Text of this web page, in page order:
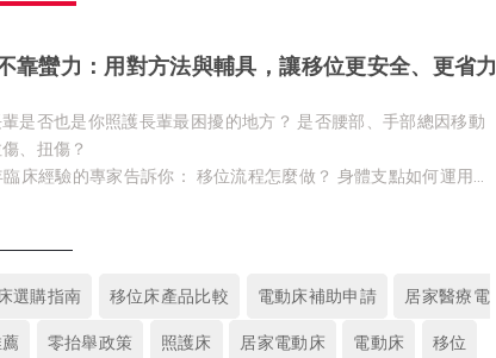
靠蠻力：用對方法與輔具，讓移位更安全、更省力
是否也是你照護長輩最困擾的地方？ 是否腰部、手部總因移動
、扭傷？
床經驗的專家告訴你： 移位流程怎麼做？ 身體支點如何運用？
選購指南 移位床產品比較 電動床補助申請
居家醫療電
零抬舉政策 照護床 居家電動床 電動床
移位